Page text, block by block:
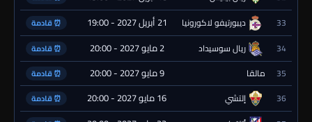
33 ديبورتيفو لاكورونيا 21 أبريل 2027 - 19:00 ⏰ قادمة
34 ريال سوسيداد 2 مايو 2027 - 20:00 ⏰ قادمة
35 مالقا 9 مايو 2027 - 20:00 ⏰ قادمة
36 إلتشي 16 مايو 2027 - 20:00 ⏰ قادمة